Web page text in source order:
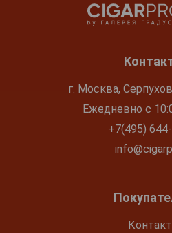
г. Москва,
Ежедневно с
+7(495)